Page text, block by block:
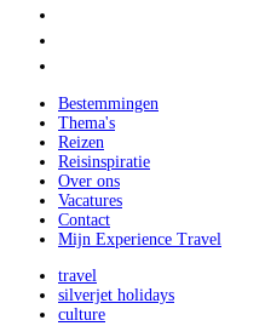
Bestemmingen
Thema's
Reizen
Reisinspiratie
Over ons
Vacatures
Contact
Mijn Experience Travel
travel
silverjet holidays
culture